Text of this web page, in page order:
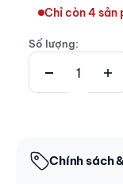
Chỉ còn 4 sản
Số lượng:
Chính sách